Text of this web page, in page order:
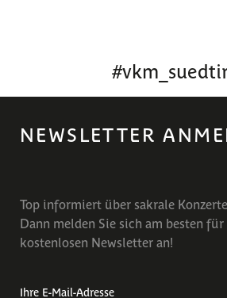
#
NEWSLETTER
Top informiert über sakrale
Dann melden Sie sich am besten für
kostenlosen Newsletter an!